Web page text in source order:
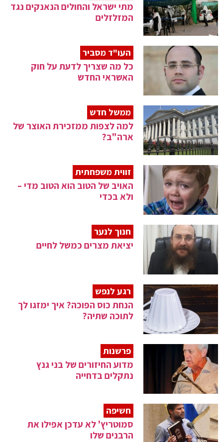
מתי ישראל והחולים הנאנקים נגד
המזלזלים
העו"ד מסביר
כל מה שצריך לדעת על חוק
האשראי החדש
ממשל חדש
למה לצפות ממזכירת האוצר של
ארה"ב?
זווית משפחתית
האויב של הטוב הוא הטוב מדי –
ולא בכדי
חנוך לנער
יציאת מצרים כמשל לחיים
רגע לנפש
הנחת כוס הפוכה? איך ימזגו לך
לתוכה שתיה?
פרשנות
מדוע החיזורים של בני גנץ
נתקלים בדחייה
חשיפה
סמוטריץ' לא עדכן אפילו את
הרבנים שלו